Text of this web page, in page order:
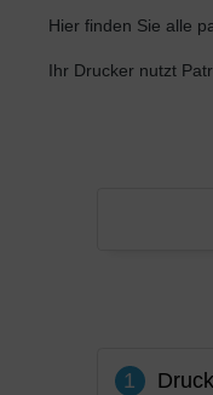
Hier finden Sie alle
Ihr Drucker nutzt
1